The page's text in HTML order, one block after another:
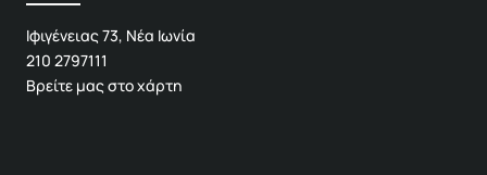
Ιφιγένειας 73, Νέα Ιωνία
210 2797111
Βρείτε μας στο χάρτη